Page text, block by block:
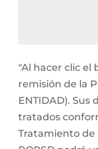
"Al hacer clic el
remisión de la
ENTIDAD). Sus
tratados
Tratamiento de